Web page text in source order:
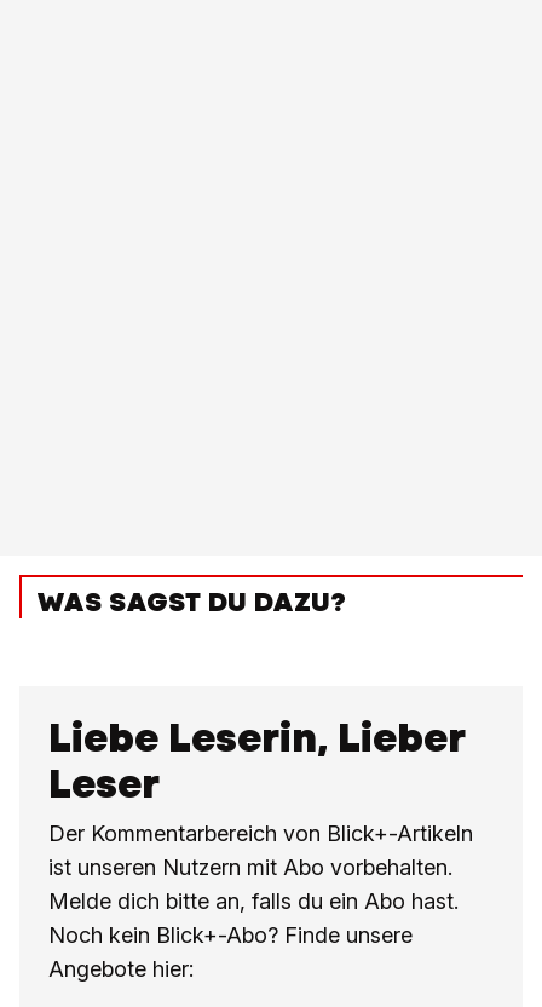
WAS SAGST DU DAZU?
Liebe Leserin, Lieber
Leser
Der Kommentarbereich von Blick+-Artikeln
ist unseren Nutzern mit Abo vorbehalten.
Melde dich bitte an, falls du ein Abo hast.
Noch kein Blick+-Abo? Finde unsere
Angebote hier: